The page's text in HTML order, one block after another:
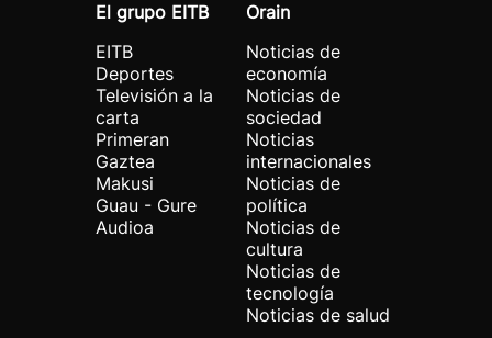
El grupo EITB
EITB
Deportes
Televisión a la
carta
Primeran
Gaztea
Makusi
Guau - Gure
Audioa
Orain
Noticias de
economía
Noticias de
sociedad
Noticias
internacionales
Noticias de
política
Noticias de
cultura
Noticias de
tecnología
Noticias de salud